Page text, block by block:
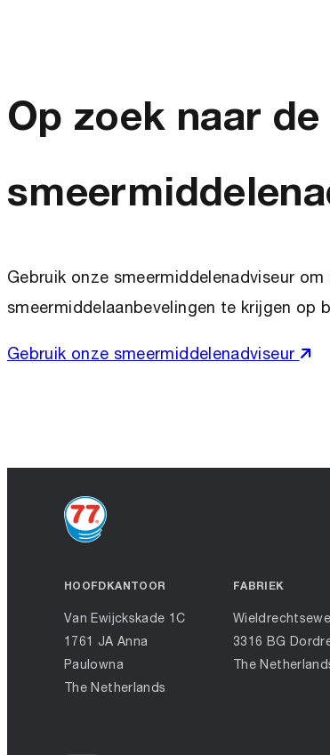
Op zoek naar de
Gebruik onze smeermiddelenadviseur
smeermiddelaanbevelingen te krijgen op
Gebruik onze smeermiddelenadviseur
HOOFDKANTOOR
Van Ewijckskade 1C
1761 JA Anna
Paulowna
The Netherlands
FABRIEK
3316 BG
The